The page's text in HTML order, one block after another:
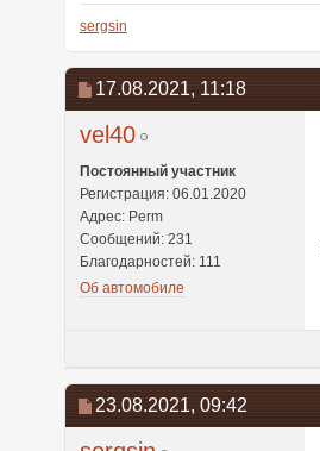
sergsin
17.08.2021, 11:18
vel40
Постоянный участник
Регистрация: 06.01.2020
Адрес: Perm
Сообщений: 231
Благодарностей: 111
Об автомобиле
23.08.2021, 09:42